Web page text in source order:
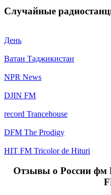
Случайные
День
Ватан Таджикистан
NPR News
DJIN FM
record Trancehouse
DFM The Prodigy
HIT FM Tricolor de Hituri
Отзывы о России